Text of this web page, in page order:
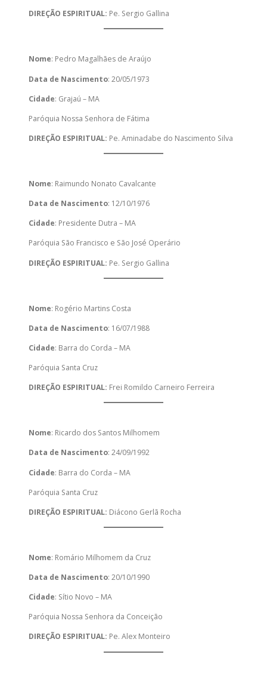
DIREÇÃO ESPIRITUAL: Pe. Sergio Gallina
Nome: Pedro Magalhães de Araújo
Data de Nascimento: 20/05/1973
Cidade: Grajaú – MA
Paróquia Nossa Senhora de Fátima
DIREÇÃO ESPIRITUAL: Pe. Aminadabe do Nascimento Silva
Nome: Raimundo Nonato Cavalcante
Data de Nascimento: 12/10/1976
Cidade: Presidente Dutra – MA
Paróquia São Francisco e São José Operário
DIREÇÃO ESPIRITUAL: Pe. Sergio Gallina
Nome: Rogério Martins Costa
Data de Nascimento: 16/07/1988
Cidade: Barra do Corda – MA
Paróquia Santa Cruz
DIREÇÃO ESPIRITUAL: Frei Romildo Carneiro Ferreira
Nome: Ricardo dos Santos Milhomem
Data de Nascimento: 24/09/1992
Cidade: Barra do Corda – MA
Paróquia Santa Cruz
DIREÇÃO ESPIRITUAL: Diácono Gerlã Rocha
Nome: Romário Milhomem da Cruz
Data de Nascimento: 20/10/1990
Cidade: Sítio Novo – MA
Paróquia Nossa Senhora da Conceição
DIREÇÃO ESPIRITUAL: Pe. Alex Monteiro